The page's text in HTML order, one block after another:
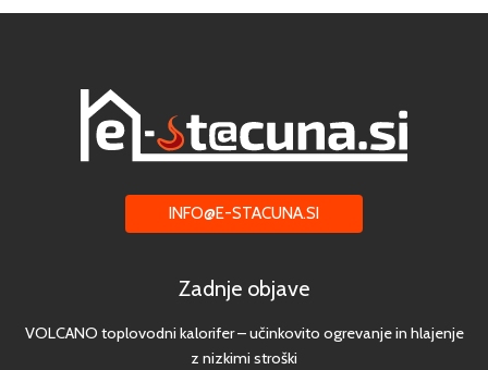
INFO@E-STACUNA.SI
Zadnje objave
VOLCANO toplovodni kalorifer – učinkovito ogrevanje in hlajenje
z nizkimi stroški